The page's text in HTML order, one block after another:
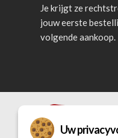
Je krijgt ze
jouw eerste
volgende aankoop.
Uw